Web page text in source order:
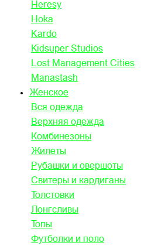
Heresy
Hoka
Kardo
Kidsuper Studios
Lost Management Cities
Manastash
Женское
Вся одежда
Верхняя одежда
Комбинезоны
Жилеты
Рубашки и овершоты
Свитеры и кардиганы
Толстовки
Лонгсливы
Топы
Футболки и поло